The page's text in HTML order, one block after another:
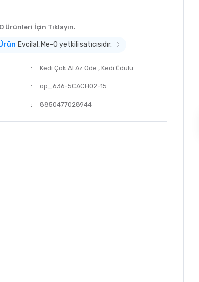
Ürünleri İçin Tıklayın.
Evcilal, Me-O yetkili satıcısıdır.
Kedi Çok Al Az Öde , Kedi Ödülü
op_636-5CACH02-15
8850477028944